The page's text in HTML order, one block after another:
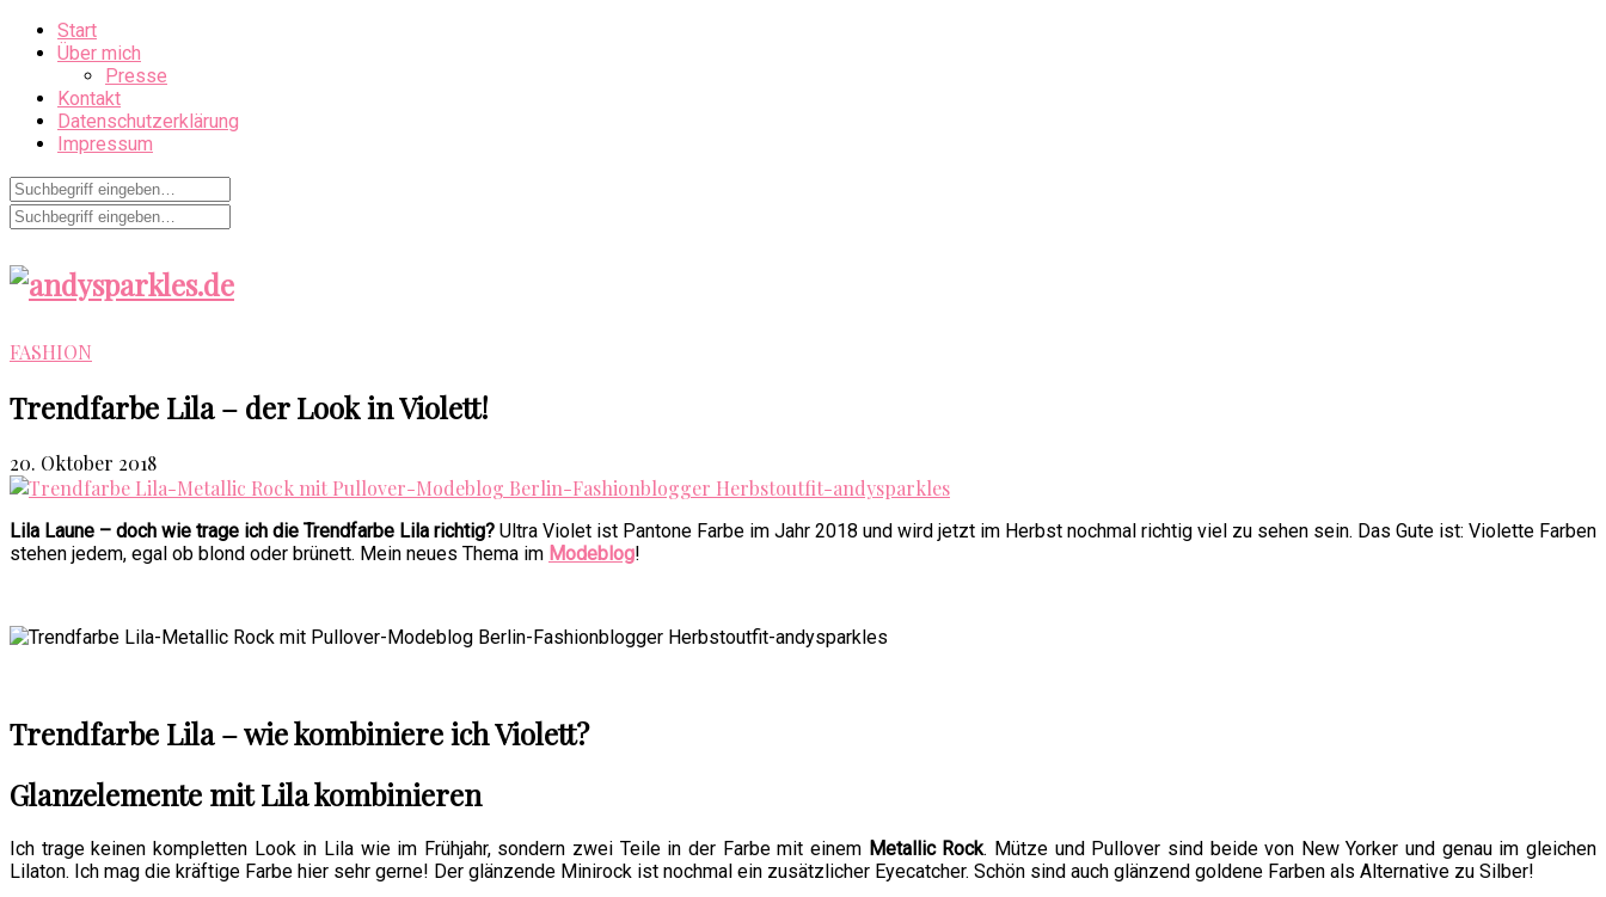
Start
Über mich
Presse
Kontakt
Datenschutzerklärung
Impressum
FASHION
Trendfarbe Lila – der Look in Violett!
20. Oktober 2018
Lila Laune – doch wie trage ich die Trendfarbe Lila richtig? Ultra Violet ist Pantone Farbe im Jahr 2018 und wird jetzt im Herbst nochmal richtig viel zu sehen sein. Das Gute ist: Violette Farben
stehen jedem, egal ob blond oder brünett. Mein neues Thema im Modeblog!
Trendfarbe Lila – wie kombiniere ich Violett?
Glanzelemente mit Lila kombinieren
Ich trage keinen kompletten Look in Lila wie im Frühjahr, sondern zwei Teile in der Farbe mit einem Metallic Rock. Mütze und Pullover sind beide von New Yorker und genau im gleichen
Lilaton. Ich mag die kräftige Farbe hier sehr gerne! Der glänzende Minirock ist nochmal ein zusätzlicher Eyecatcher. Schön sind auch glänzend goldene Farben als Alternative zu Silber!